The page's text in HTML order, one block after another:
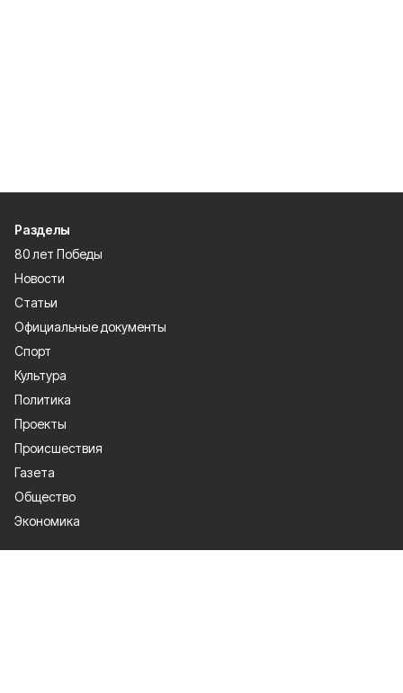
Разделы
80 лет Победы
Новости
Статьи
Официальные документы
Спорт
Культура
Политика
Проекты
Происшествия
Газета
Общество
Экономика